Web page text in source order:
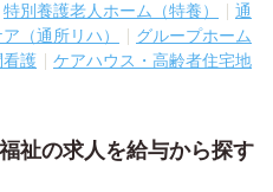
特別養護老人ホーム（特養）
通
（通所リハ）
グループホーム
看護
ケアハウス・高齢者住宅地
祉の求人を給与から探す